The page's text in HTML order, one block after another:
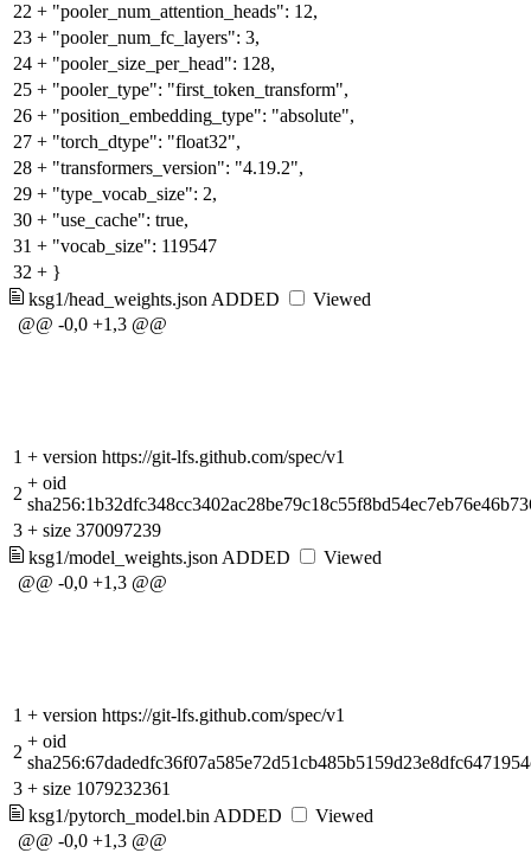
22 + "pooler_num_attention_heads": 12,
23 + "pooler_num_fc_layers": 3,
24 + "pooler_size_per_head": 128,
25 + "pooler_type": "first_token_transform",
26 + "position_embedding_type": "absolute",
27 + "torch_dtype": "float32",
28 + "transformers_version": "4.19.2",
29 + "type_vocab_size": 2,
30 + "use_cache": true,
31 + "vocab_size": 119547
32 + }
ksg1/head_weights.json ADDED
Viewed
@@ -0,0 +1,3 @@
1 + version https://git-lfs.github.com/spec/v1
2
+ oid
3 + size 370097239
ksg1/model_weights.json ADDED
Viewed
@@ -0,0 +1,3 @@
1 + version https://git-lfs.github.com/spec/v1
2
+ oid
3 + size 1079232361
ksg1/pytorch_model.bin ADDED
Viewed
@@ -0,0 +1,3 @@